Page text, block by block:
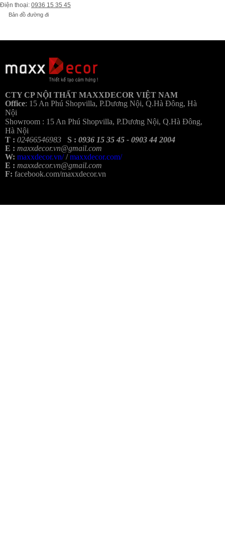
Điện thoại: 0936 15 35 45
Bản đồ đường đi
CTY CP NỘI THẤT MAXXDECOR VIỆT NAM
Office: 15 An Phú Shopvilla, P.Dương Nội, Q.Hà Đông, Hà
Nội
Showroom : 15 An Phú Shopvilla, P.Dương Nội, Q.Hà Đông,
Hà Nội
T : 02466546983 S : 0936 15 35 45 - 0903 44 2004
E : maxxdecor.vn@gmail.com
W: maxxdecor.vn//maxxdecor.com/
E : maxxdecor.vn@gmail.com
F: facebook.com/maxxdecor.vn